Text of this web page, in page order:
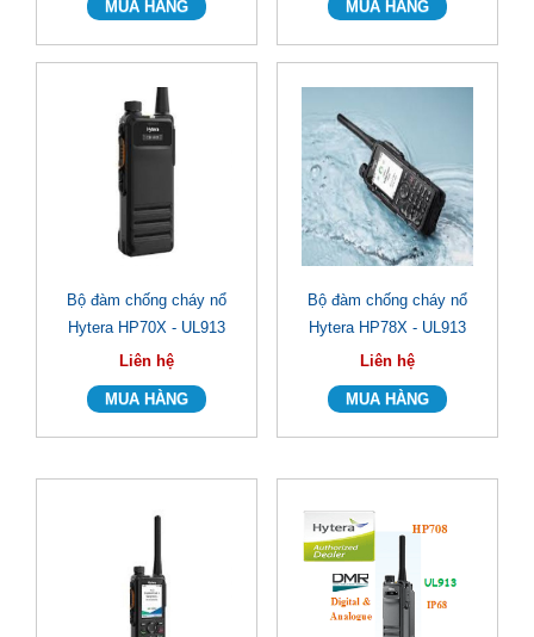
Bộ đàm chống cháy nổ
Hytera HP70X - UL913
Liên hệ
Bộ đàm chống cháy nổ
Hytera HP78X - UL913
Liên hệ